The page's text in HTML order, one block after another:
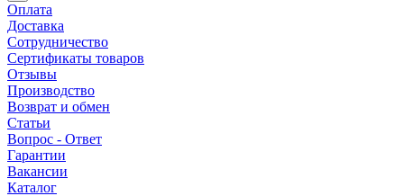
Оплата
Доставка
Сотрудничество
Сертификаты товаров
Отзывы
Производство
Возврат и обмен
Статьи
Вопрос - Ответ
Гарантии
Вакансии
Каталог